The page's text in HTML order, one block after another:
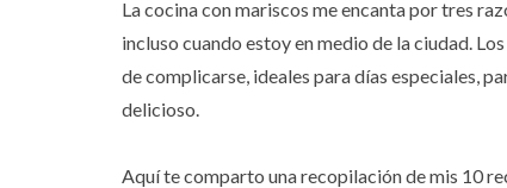
La cocina con mariscos me encanta por tres
incluso cuando estoy en medio de la ciudad.
de complicarse, ideales para días especiales,
delicioso.
Aquí te comparto una recopilación de mis 10